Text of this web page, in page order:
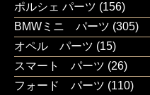
ポルシェ パーツ (156)
BMWミニ パーツ (305)
オペル パーツ (15)
スマート パーツ (26)
フォード パーツ (110)